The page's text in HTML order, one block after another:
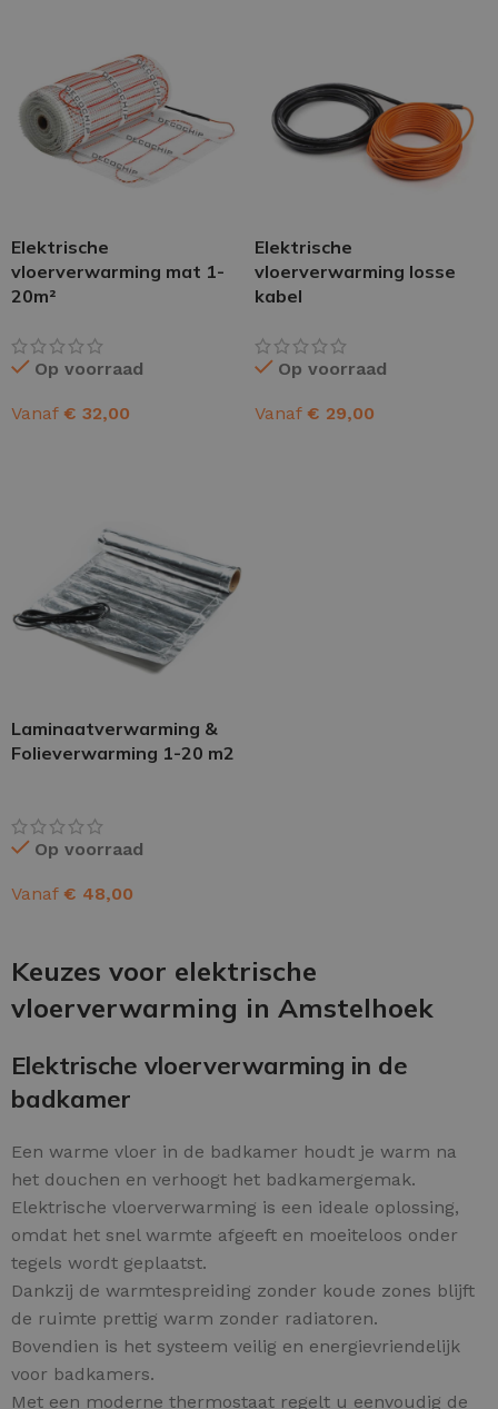
Elektrische
vloerverwarming mat 1-
20m²
Op voorraad
Vanaf € 32,00
Elektrische
vloerverwarming losse
kabel
Op voorraad
Vanaf € 29,00
Laminaatverwarming &
Folieverwarming 1-20 m2
Op voorraad
Vanaf € 48,00
Keuzes voor elektrische
vloerverwarming in Amstelhoek
Elektrische vloerverwarming in de
badkamer
Een warme vloer in de badkamer houdt je warm na
het douchen en verhoogt het badkamergemak.
Elektrische vloerverwarming is een ideale oplossing,
omdat het snel warmte afgeeft en moeiteloos onder
tegels wordt geplaatst.
Dankzij de warmtespreiding zonder koude zones blijft
de ruimte prettig warm zonder radiatoren.
Bovendien is het systeem veilig en energievriendelijk
voor badkamers.
Met een moderne thermostaat regelt u eenvoudig de